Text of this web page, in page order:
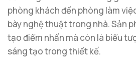
phòng khách đến phòng làm
bày nghệ thuật trong nhà. Sản
tạo điểm nhấn mà còn là biểu
sáng tạo trong thiết kế.